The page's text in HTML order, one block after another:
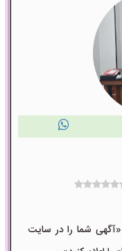
شما را در سایت